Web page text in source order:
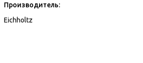
Производитель:
Eichholtz